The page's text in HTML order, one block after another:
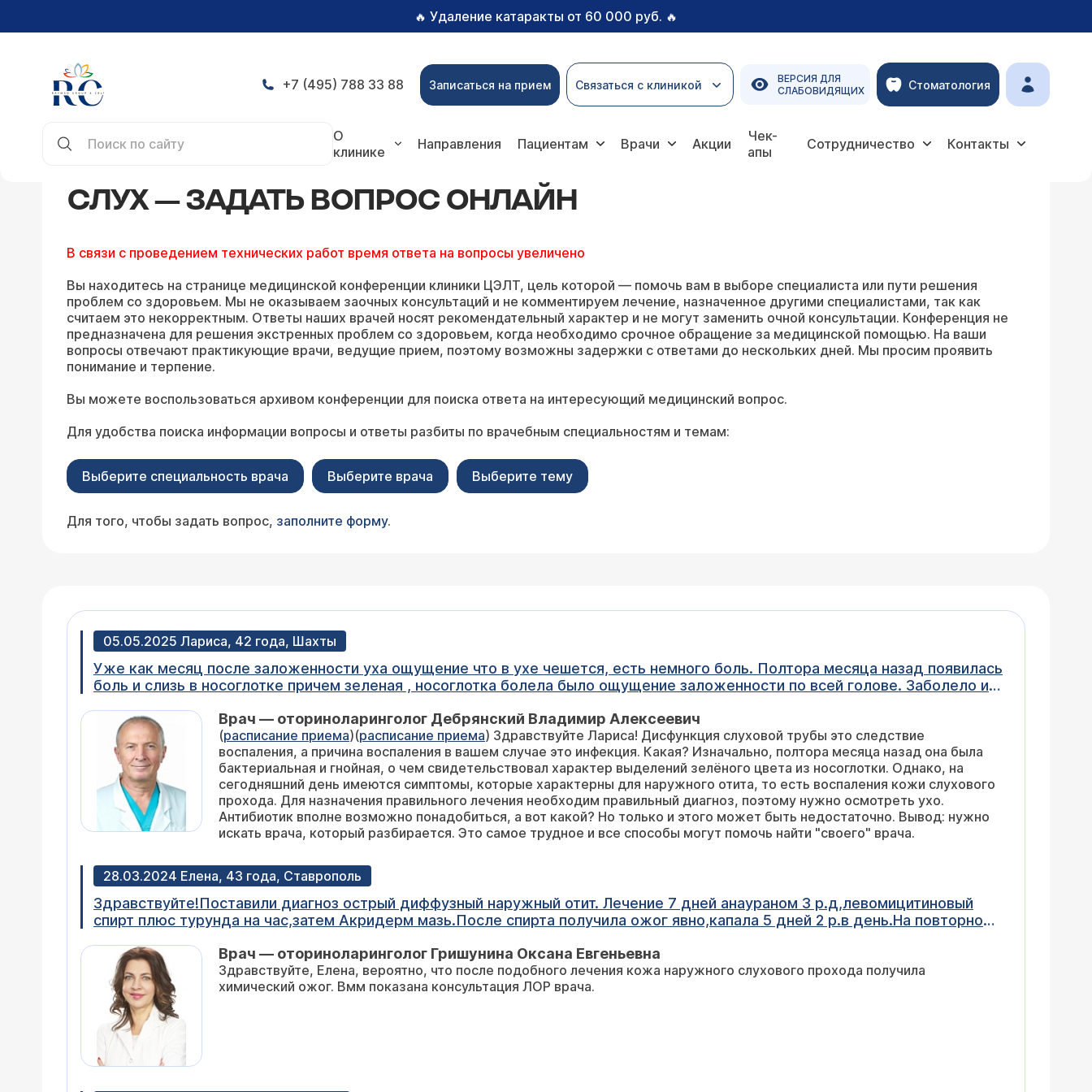
🔥 Удаление катаракты от 60 000 руб. 🔥
+7 (495) 788 33 88 Записаться на прием Связаться с клиникой
ВЕРСИЯ ДЛЯ
СЛАБОВИДЯЩИХ
Стоматология
О
клинике
Направления Пациентам Врачи Акции
Чек-
апы
Сотрудничество Контакты
СЛУХ — ЗАДАТЬ ВОПРОС ОНЛАЙН
В связи с проведением технических работ время ответа на вопросы увеличено
Вы находитесь на странице медицинской конференции клиники ЦЭЛТ, цель которой — помочь вам в выборе специалиста или пути решения
проблем со здоровьем. Мы не оказываем заочных консультаций и не комментируем лечение, назначенное другими специалистами, так как
считаем это некорректным. Ответы наших врачей носят рекомендательный характер и не могут заменить очной консультации. Конференция не
предназначена для решения экстренных проблем со здоровьем, когда необходимо срочное обращение за медицинской помощью. На ваши
вопросы отвечают практикующие врачи, ведущие прием, поэтому возможны задержки с ответами до нескольких дней. Мы просим проявить
понимание и терпение.
Вы можете воспользоваться архивом конференции для поиска ответа на интересующий медицинский вопрос.
Для удобства поиска информации вопросы и ответы разбиты по врачебным специальностям и темам:
Выберите специальность врача Выберите врача Выберите тему
Для того, чтобы задать вопрос, заполните форму.
05.05.2025 Лариса, 42 года, Шахты
Уже как месяц после заложенности уха ощущение что в ухе чешется, есть немного боль. Полтора месяца назад появилась
боль и слизь в носоглотке причем зеленая , носоглотка болела было ощущение заложенности по всей голове. Заболело и
прописали спрей с мометазоном тоже не помог. Начала сама промывать носоглотку солью и шалфеем прям лить внос
большой пипеткой в нос и выплевывать через рот это помогло и заложенность ушла продолжала брызгать мометазон, но
он только высушил нос , делала продувания шарик надувала носом , от этого становилось еще хуже и это вообще не
помогало. В итоге сейчас зуд в ухе и немного боль иногда есть щелчки при глотании. Делала КТ пазух носа все чисто . По
тимпатометрии показывало не проходимость трубы. Пила цетрин тоже зуд мне не снял . Мне кажется что мое ухо так и
осталось не долеченым и что там еще есть воспаление. Подскажите как его долечить может пропить антибиотики?
Врач — оториноларинголог Дебрянский Владимир Алексеевич
(расписание приема)(расписание приема) Здравствуйте Лариса! Дисфункция слуховой трубы это следствие
воспаления, а причина воспаления в вашем случае это инфекция. Какая? Изначально, полтора месяца назад она была
бактериальная и гнойная, о чем свидетельствовал характер выделений зелёного цвета из носоглотки. Однако, на
сегодняшний день имеются симптомы, которые характерны для наружного отита, то есть воспаления кожи слухового
прохода. Для назначения правильного лечения необходим правильный диагноз, поэтому нужно осмотреть ухо.
Антибиотик вполне возможно понадобиться, а вот какой? Но только и этого может быть недостаточно. Вывод: нужно
искать врача, который разбирается. Это самое трудное и все способы могут помочь найти "своего" врача.
28.03.2024 Елена, 43 года, Ставрополь
Здравствуйте!Поставили диагноз острый диффузный наружный отит. Лечение 7 дней анаураном 3 р.д,левомицитиновый
спирт плюс турунда на час,затем Акридерм мазь.После спирта получила ожог явно,капала 5 дней 2 р.в день.На повторном
подергивает ухо...Врач — оториноларинголог Гришунина Оксана Евгеньевна
Здравствуйте, Елена, вероятно, что после подобного лечения кожа наружного слухового прохода получила
химический ожог. Вмм показана консультация ЛОР врача.